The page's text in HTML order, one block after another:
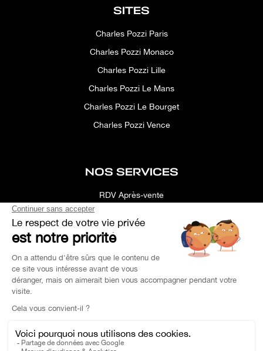
SITES
Charles Pozzi Paris
Charles Pozzi Monaco
Charles Pozzi Lille
Charles Pozzi Le Mans
Charles Pozzi Le Bourget
Charles Pozzi Vence
NOS SERVICES
RDV Après-vente
Simulateur
Recherche Personnalisée